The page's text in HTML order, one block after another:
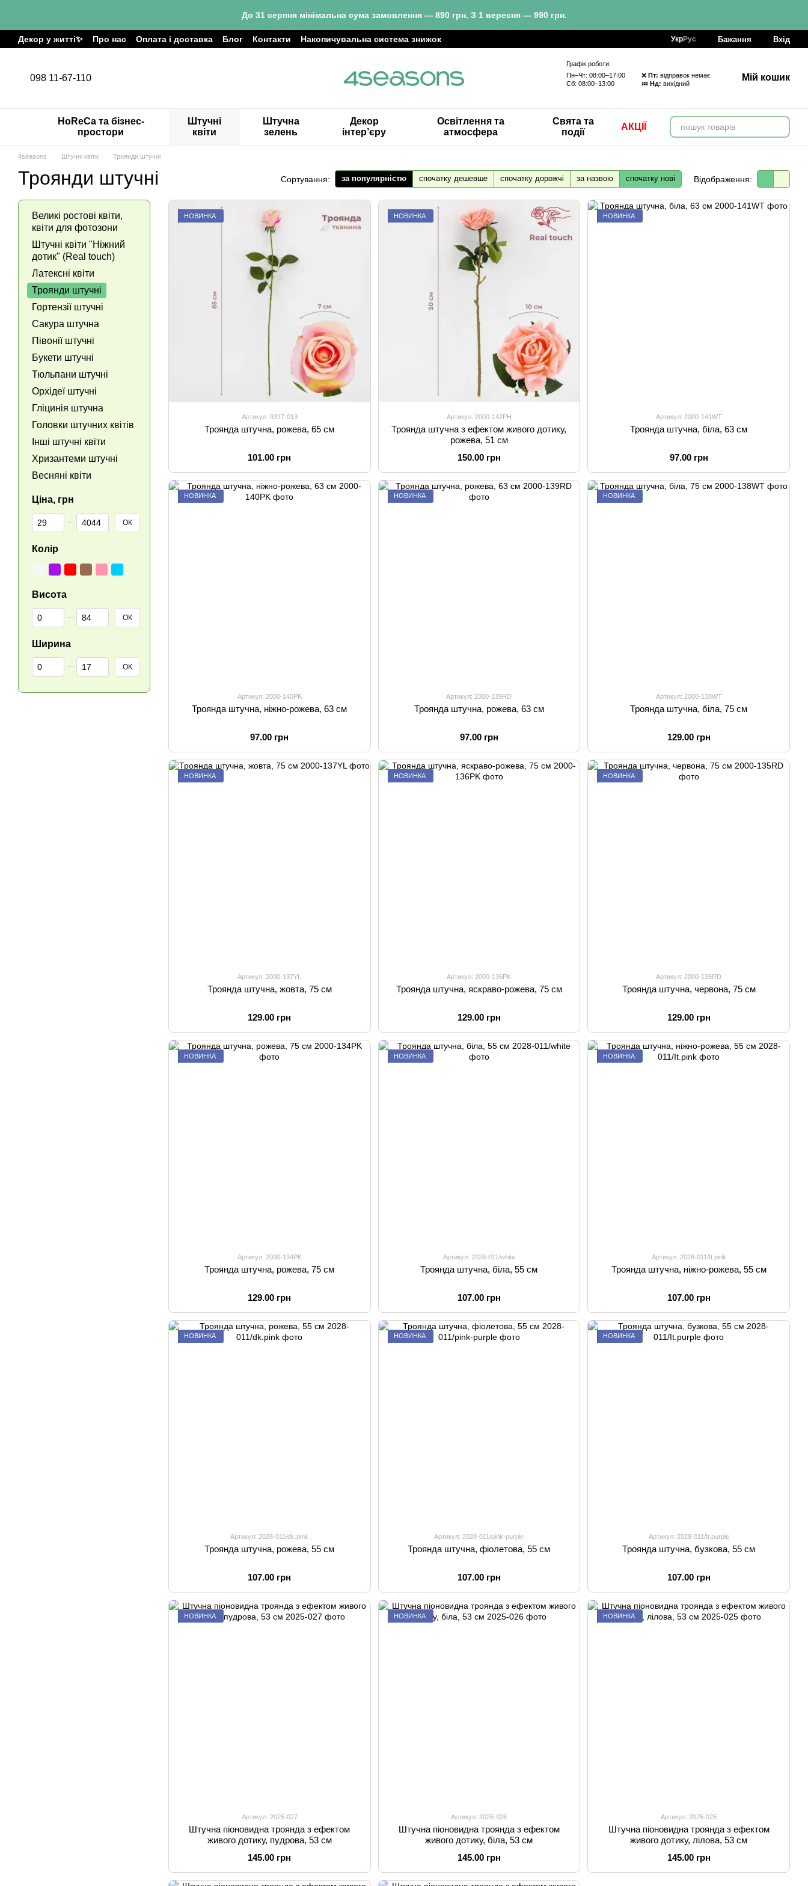
До 31 серпня мінімальна сума замовлення — 890 грн. З 1 вересня — 990 грн.
Декор у житті✨ Про нас Оплата і доставка Блог Контакти Накопичувальна система знижок УкрРус Бажання Вхід
098 11-67-110
Графік роботи:
Пн–Чт: 08:00–17:00 ❌ Пт: відправок немає
Сб: 08:00–13:00 💤 Нд: вихідний
Мій кошик
HoReCa та бізнес-
простори
Штучні
квіти
Штучна
зелень
Декор
інтер’єру
Освітлення та
атмосфера
Свята та
події
АКЦІЇ
4seasons Штучні квіти Троянди штучні
Троянди штучні Сортування: за популярністю спочатку дешевше спочатку дорожчі за назвою спочатку нові Відображення:
НОВИНКА
Артикул: 9317-013
Троянда штучна, рожева, 65 см
101.00 грн
НОВИНКА
Артикул: 2000-142PH
Троянда штучна з ефектом живого дотику,
рожева, 51 см
150.00 грн
НОВИНКА
Артикул: 2000-141WT
Троянда штучна, біла, 63 см
97.00 грн
НОВИНКА
Артикул: 2000-140PK
Троянда штучна, ніжно-рожева, 63 см
97.00 грн
НОВИНКА
Артикул: 2000-139RD
Троянда штучна, рожева, 63 см
97.00 грн
НОВИНКА
Артикул: 2000-138WT
Троянда штучна, біла, 75 см
129.00 грн
НОВИНКА
Артикул: 2000-137YL
Троянда штучна, жовта, 75 см
129.00 грн
НОВИНКА
Артикул: 2000-136PK
Троянда штучна, яскраво-рожева, 75 см
129.00 грн
НОВИНКА
Артикул: 2000-135RD
Троянда штучна, червона, 75 см
129.00 грн
НОВИНКА
Артикул: 2000-134PK
Троянда штучна, рожева, 75 см
129.00 грн
НОВИНКА
Артикул: 2028-011/white
Троянда штучна, біла, 55 см
107.00 грн
НОВИНКА
Артикул: 2028-011/It.pink
Троянда штучна, ніжно-рожева, 55 см
107.00 грн
НОВИНКА
Артикул: 2028-011/dk.pink
Троянда штучна, рожева, 55 см
107.00 грн
НОВИНКА
Артикул: 2028-011/pink-purple
Троянда штучна, фіолетова, 55 см
107.00 грн
НОВИНКА
Артикул: 2028-011/It.purple
Троянда штучна, бузкова, 55 см
107.00 грн
НОВИНКА
Артикул: 2025-027
Штучна піоновидна троянда з ефектом
живого дотику, пудрова, 53 см
145.00 грн
НОВИНКА
Артикул: 2025-026
Штучна піоновидна троянда з ефектом
живого дотику, біла, 53 см
145.00 грн
НОВИНКА
Артикул: 2025-025
Штучна піоновидна троянда з ефектом
живого дотику, лілова, 53 см
145.00 грн
Великі ростові квіти,
квіти для фотозони
Штучні квіти "Ніжний
дотик" (Real touch)
Латексні квіти
Троянди штучні
Гортензії штучні
Сакура штучна
Півонії штучні
Букети штучні
Тюльпани штучні
Орхідеї штучні
Гліцинія штучна
Головки штучних квітів
Інші штучні квіти
Хризантеми штучні
Весняні квіти
Ціна, грн
Від Ціна, грн
До Ціна, грн ОК
Колір
Висота
Від Висота
До Висота ОК
Ширина
Від Ширина
До Ширина ОК